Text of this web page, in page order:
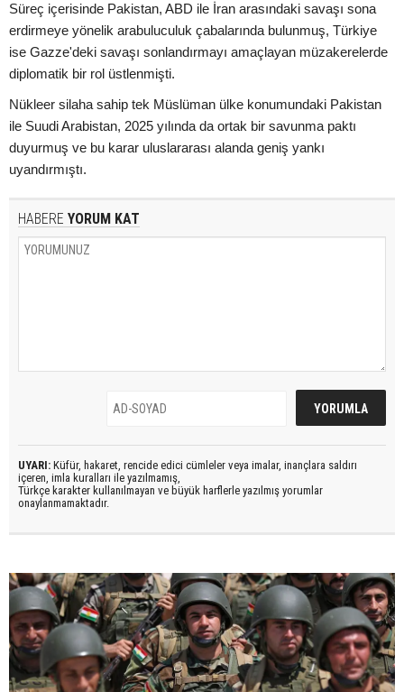
Süreç içerisinde Pakistan, ABD ile İran arasındaki savaşı sona
erdirmeye yönelik arabuluculuk çabalarında bulunmuş, Türkiye
ise Gazze'deki savaşı sonlandırmayı amaçlayan müzakerelerde
diplomatik bir rol üstlenmişti.
Nükleer silaha sahip tek Müslüman ülke konumundaki Pakistan
ile Suudi Arabistan, 2025 yılında da ortak bir savunma paktı
duyurmuş ve bu karar uluslararası alanda geniş yankı
uyandırmıştı.
HABERE YORUM KAT
UYARI: Küfür, hakaret, rencide edici cümleler veya imalar, inançlara saldırı
içeren, imla kuralları ile yazılmamış,
Türkçe karakter kullanılmayan ve büyük harflerle yazılmış yorumlar
onaylanmamaktadır.